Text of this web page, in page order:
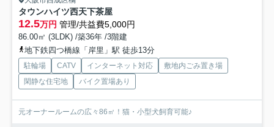
タウンハイツ西天下茶屋
12.5万円 管理/共益費5,000円
86.00㎡ (3LDK) /築36年 /3階建
地下鉄四つ橋線「岸里」駅 徒歩13分
駐輪場 CATV インターネット対応
敷地内ごみ置き場
閑静な住宅地
バイク置場あり
元オーナールームの広々86㎡！猫・小型犬飼育可能♪